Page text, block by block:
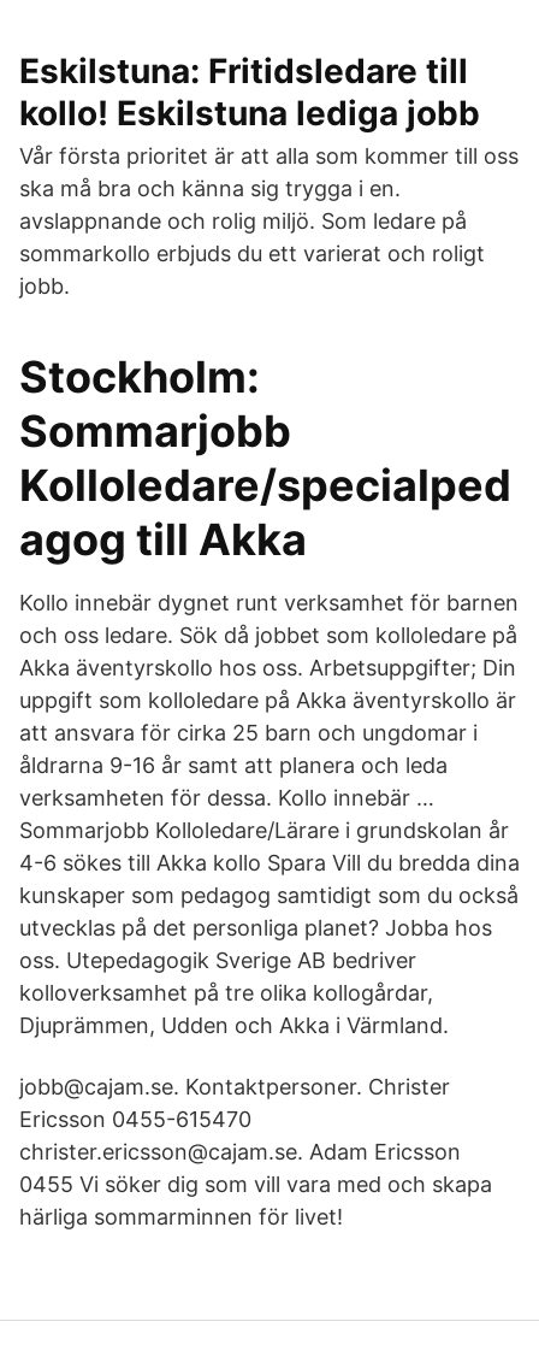
Eskilstuna: Fritidsledare till
kollo! Eskilstuna lediga jobb
Vår första prioritet är att alla som kommer till oss
ska må bra och känna sig trygga i en.
avslappnande och rolig miljö. Som ledare på
sommarkollo erbjuds du ett varierat och roligt
jobb.
Stockholm:
Sommarjobb
Kolloledare/specialped
agog till Akka
Kollo innebär dygnet runt verksamhet för barnen
och oss ledare. Sök då jobbet som kolloledare på
Akka äventyrskollo hos oss. Arbetsuppgifter; Din
uppgift som kolloledare på Akka äventyrskollo är
att ansvara för cirka 25 barn och ungdomar i
åldrarna 9-16 år samt att planera och leda
verksamheten för dessa. Kollo innebär …
Sommarjobb Kolloledare/Lärare i grundskolan år
4-6 sökes till Akka kollo Spara Vill du bredda dina
kunskaper som pedagog samtidigt som du också
utvecklas på det personliga planet? Jobba hos
oss. Utepedagogik Sverige AB bedriver
kolloverksamhet på tre olika kollogårdar,
Djuprämmen, Udden och Akka i Värmland.
jobb@cajam.se. Kontaktpersoner. Christer
Ericsson 0455-615470
christer.ericsson@cajam.se. Adam Ericsson
0455 Vi söker dig som vill vara med och skapa
härliga sommarminnen för livet!